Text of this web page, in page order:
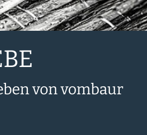
von vombaur